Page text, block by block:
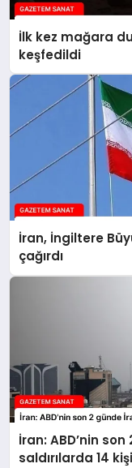
İlk kez mağara
keşfedildi
İran, İngiltere
çağırdı
İran: ABD’nin
saldırılarda 14